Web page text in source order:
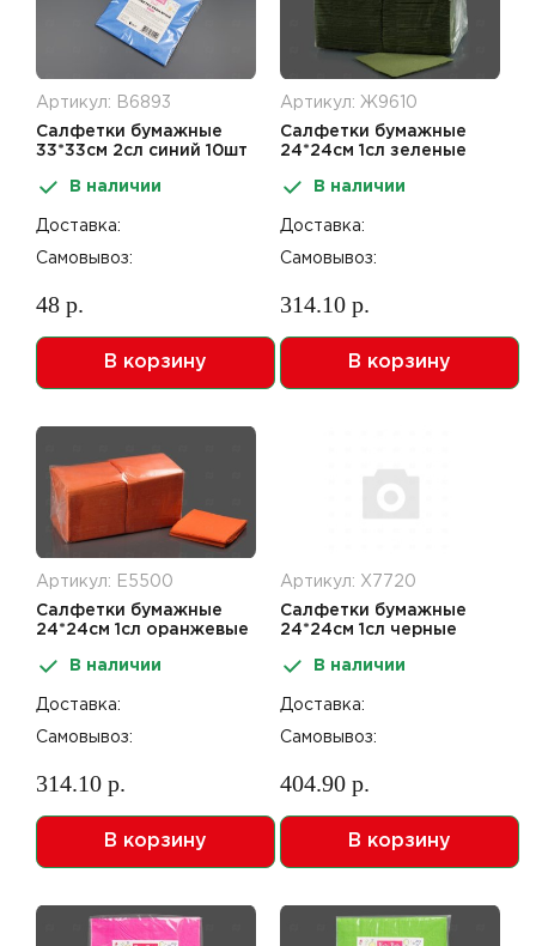
Артикул: В6893
Салфетки бумажные
33*33см 2сл синий 10шт
В наличии
Доставка:
Самовывоз:
48 р.
В корзину
Артикул: Ж9610
Салфетки бумажные
24*24см 1сл зеленые
В наличии
Доставка:
Самовывоз:
314.10 р.
В корзину
Артикул: Е5500
Салфетки бумажные
24*24см 1сл оранжевые
В наличии
Доставка:
Самовывоз:
314.10 р.
В корзину
Артикул: Х7720
Салфетки бумажные
24*24см 1сл черные
В наличии
Доставка:
Самовывоз:
404.90 р.
В корзину